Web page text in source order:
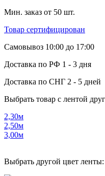
Мин. заказ от 50 шт.
Товар сертифицирован
Самовывоз 10:00 до 17:00
Доставка по РФ 1 - 3 дня
Доставка по СНГ 2 - 5 дней
Выбрать товар с лентой
2,30м
2,50м
3,00м
Выбрать другой цвет ленты: